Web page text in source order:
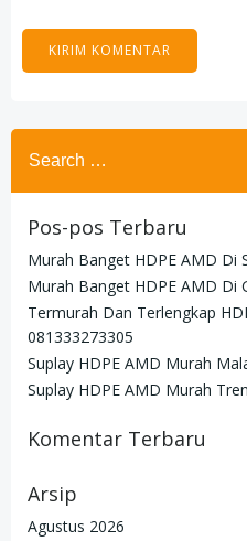
Search
for:
Pos-pos Terbaru
Murah Banget HDPE AMD Di
Murah Banget HDPE AMD Di
Termurah Dan Terlengkap
081333273305
Suplay HDPE AMD Murah
Suplay HDPE AMD Murah
Komentar Terbaru
Arsip
Agustus 2026